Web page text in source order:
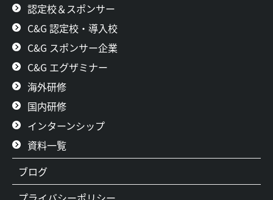
認定校＆スポンサー
C&G 認定校・導入校
C&G スポンサー企業
C&G エグザミナー
海外研修
国内研修
インターンシップ
資料一覧
ブログ